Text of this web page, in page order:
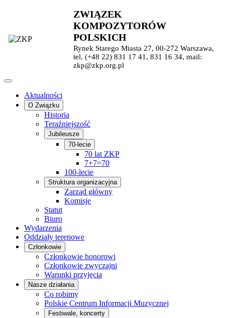
ZWIĄZEK
KOMPOZYTORÓW
POLSKICH
Rynek Starego Miasta 27, 00-272 Warszawa,
tel. (+48 22) 831 17 41, 831 16 34, mail:
zkp@zkp.org.pl
Aktualności
O Związku
Historia
Teraźniejszość
Jubileusze
70-lecie
70 lat ZKP
7+7=70
100-lecie
Struktura organizacyjna
Zarząd główny
Komisje
Statut
Biuro
Wydarzenia
Oddziały terenowe
Członkowie
Członkowie honorowi
Członkowie zwyczajni
Warunki przyjęcia
Nasze działania
Co robimy
Polskie Centrum Informacji Muzycznej
Festiwale, koncerty